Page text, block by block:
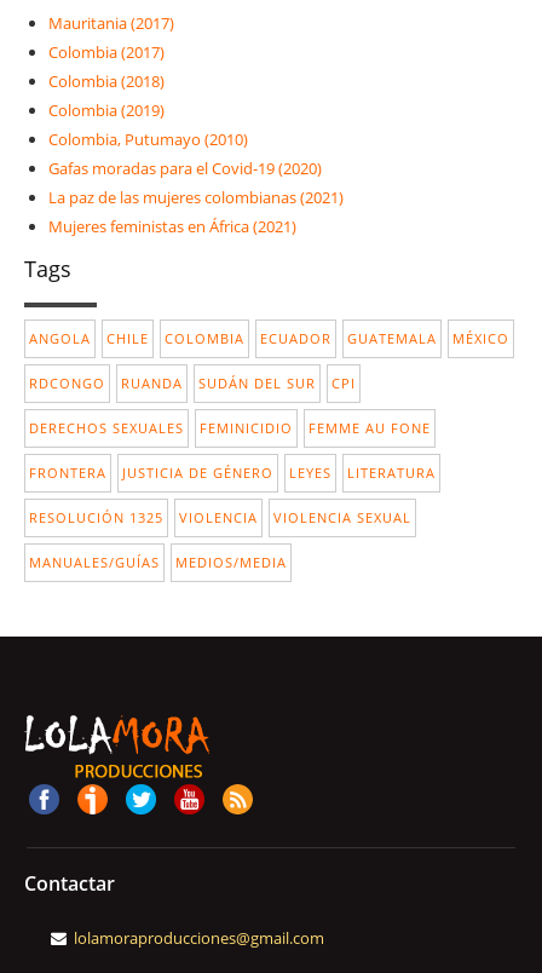
Mauritania (2017)
Colombia (2017)
Colombia (2018)
Colombia (2019)
Colombia, Putumayo (2010)
Gafas moradas para el Covid-19 (2020)
La paz de las mujeres colombianas (2021)
Mujeres feministas en África (2021)
Tags
ANGOLA CHILE COLOMBIA ECUADOR GUATEMALA MÉXICO
RDCONGO RUANDA SUDÁN DEL SUR CPI
DERECHOS SEXUALES FEMINICIDIO FEMME AU FONE
FRONTERA JUSTICIA DE GÉNERO LEYES LITERATURA
RESOLUCIÓN 1325 VIOLENCIA VIOLENCIA SEXUAL
MANUALES/GUÍAS MEDIOS/MEDIA
Contactar
lolamoraproducciones@gmail.com